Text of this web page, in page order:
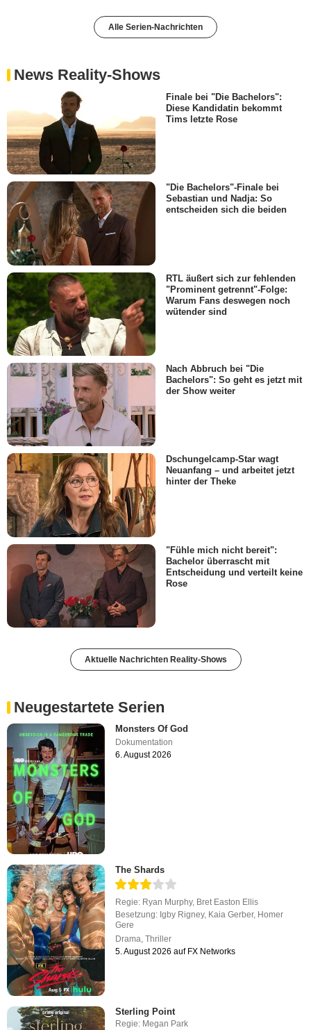
Alle Serien-Nachrichten
News Reality-Shows
Finale bei "Die Bachelors":
Diese Kandidatin bekommt
Tims letzte Rose
"Die Bachelors"-Finale bei
Sebastian und Nadja: So
entscheiden sich die beiden
RTL äußert sich zur fehlenden
"Prominent getrennt"-Folge:
Warum Fans deswegen noch
wütender sind
Nach Abbruch bei "Die
Bachelors": So geht es jetzt mit
der Show weiter
Dschungelcamp-Star wagt
Neuanfang – und arbeitet jetzt
hinter der Theke
"Fühle mich nicht bereit":
Bachelor überrascht mit
Entscheidung und verteilt keine
Rose
Aktuelle Nachrichten Reality-Shows
Neugestartete Serien
Monsters Of God
Dokumentation
6. August 2026
The Shards
Regie: Ryan Murphy, Bret Easton Ellis
Besetzung: Igby Rigney, Kaia Gerber, Homer
Gere
Drama,Thriller
5. August 2026 auf FX Networks
Sterling Point
Regie: Megan Park